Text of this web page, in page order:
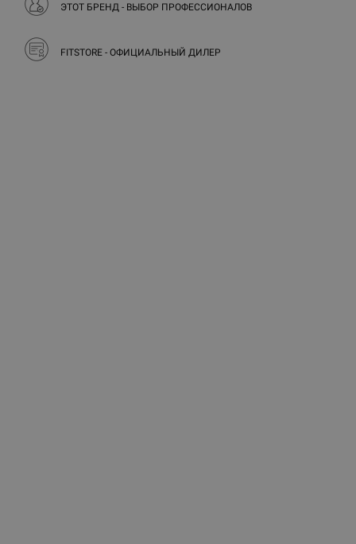
ЭТОТ БРЕНД - ВЫБОР ПРОФЕССИОНАЛОВ
FITSTORE - ОФИЦИАЛЬНЫЙ ДИЛЕР